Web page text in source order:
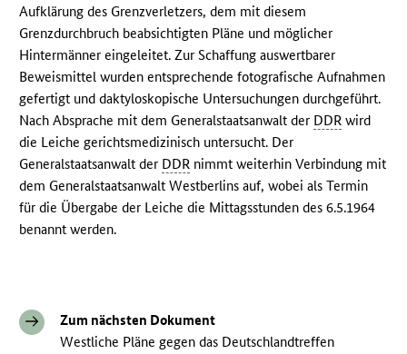
Aufklärung des Grenzverletzers, dem mit diesem
Grenzdurchbruch beabsichtigten Pläne und möglicher
Hintermänner eingeleitet. Zur Schaffung auswertbarer
Beweismittel wurden entsprechende fotografische Aufnahmen
gefertigt und daktyloskopische Untersuchungen durchgeführt.
Nach Absprache mit dem Generalstaatsanwalt der DDR wird
die Leiche gerichtsmedizinisch untersucht. Der
Generalstaatsanwalt der DDR nimmt weiterhin Verbindung mit
dem Generalstaatsanwalt Westberlins auf, wobei als Termin
für die Übergabe der Leiche die Mittagsstunden des 6.5.1964
benannt werden.
Zum nächsten Dokument
Westliche Pläne gegen das Deutschlandtreffen